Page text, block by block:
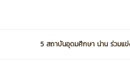
5 สถาบันอุดมศึกษา น่าน ร่วมแ